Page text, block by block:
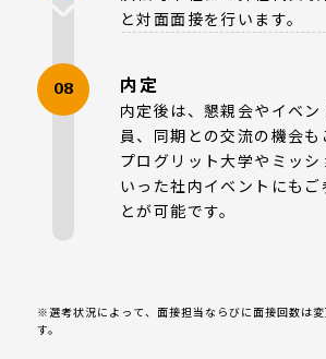
と対面面接を行います。
08 内定
内定後は、懇親会やイベン
員、同期との交流の機会も
プログリット大学やミッシ
いった社内イベントにもご
とが可能です。
※選考状況によって、面接担当ならびに面接回数は
す。